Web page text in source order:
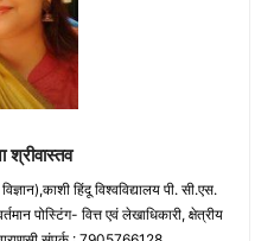
श्रीवास्तव
हिंदू विश्वविद्यालय पी. सी.एस.
पोस्टिंग- वित्त एवं लेखाधिकारी, क्षेत्रीय